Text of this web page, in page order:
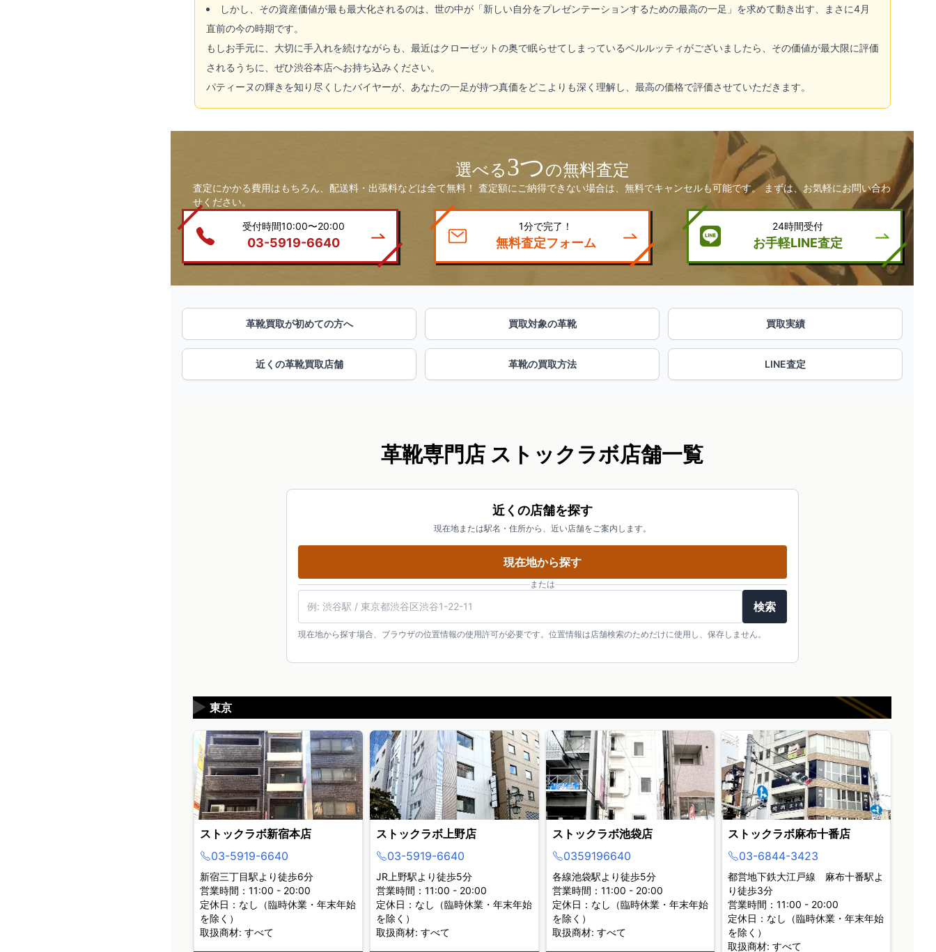
しかし、その資産価値が最も最大化されるのは、世の中が「新しい自分をプレゼンテーションするための最高の一足」を求めて動き出す、まさに4月
直前の今の時期です。
もしお手元に、大切に手入れを続けながらも、最近はクローゼットの奥で眠らせてしまっているベルルッティがございましたら、その価値が最大限に評価
されるうちに、ぜひ渋谷本店へお持ち込みください。
パティーヌの輝きを知り尽くしたバイヤーが、あなたの一足が持つ真価をどこよりも深く理解し、最高の価格で評価させていただきます。
選べる3つの無料査定
査定にかかる費用はもちろん、配送料・出張料などは全て無料！ 査定額にご納得できない場合は、無料でキャンセルも可能です。 まずは、お気軽にお問い合わ
せください。
受付時間10:00〜20:00
03-5919-6640
1分で完了！
無料査定フォーム
24時間受付
お手軽LINE査定
革靴買取が初めての方へ 買取対象の革靴 買取実績
近くの革靴買取店舗 革靴の買取方法 LINE査定
革靴専門店 ストックラボ店舗一覧
近くの店舗を探す
現在地または駅名・住所から、近い店舗をご案内します。
現在地から探す
または
検索
現在地から探す場合、ブラウザの位置情報の使用許可が必要です。位置情報は店舗検索のためだけに使用し、保存しません。
東京
▶
ストックラボ新宿本店
03-5919-6640
新宿三丁目駅より徒歩6分
営業時間：11:00 - 20:00
定休日：なし（臨時休業・年末年始
を除く）
取扱商材: すべて
ストックラボ上野店
03-5919-6640
JR上野駅より徒歩5分
営業時間：11:00 - 20:00
定休日：なし（臨時休業・年末年始
を除く）
取扱商材: すべて
ストックラボ池袋店
0359196640
各線池袋駅より徒歩5分
営業時間：11:00 - 20:00
定休日：なし（臨時休業・年末年始
を除く）
取扱商材: すべて
ストックラボ麻布十番店
03-6844-3423
都営地下鉄大江戸線 麻布十番駅よ
り徒歩3分
営業時間：11:00 - 20:00
定休日：なし（臨時休業・年末年始
を除く）
取扱商材: すべて